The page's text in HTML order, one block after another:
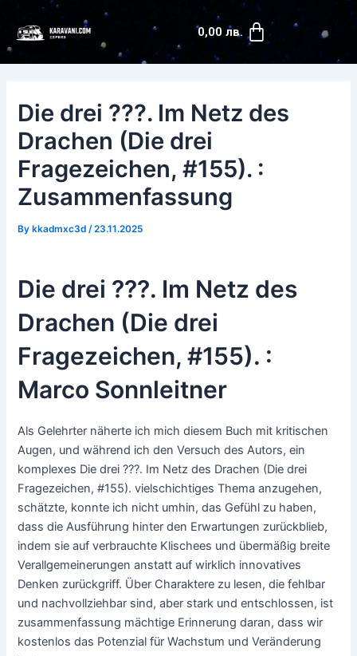
content
0,00 лв. Cart
Die drei ???. Im Netz des
Drachen (Die drei
Fragezeichen, #155). :
Zusammenfassung
Bykkadmxc3d /23.11.2025
Die drei ???. Im Netz des
Drachen (Die drei
Fragezeichen, #155). :
Marco Sonnleitner
Als Gelehrter näherte ich mich diesem Buch mit kritischen
Augen, und während ich den Versuch des Autors, ein
komplexes Die drei ???. Im Netz des Drachen (Die drei
Fragezeichen, #155). vielschichtiges Thema anzugehen,
schätzte, konnte ich nicht umhin, das Gefühl zu haben,
dass die Ausführung hinter den Erwartungen zurückblieb,
indem sie auf verbrauchte Klischees und übermäßig breite
Verallgemeinerungen anstatt auf wirklich innovatives
Denken zurückgriff. Über Charaktere zu lesen, die fehlbar
und nachvollziehbar sind, aber stark und entschlossen, ist
zusammenfassung mächtige Erinnerung daran, dass wir
kostenlos das Potenzial für Wachstum und Veränderung
navigation